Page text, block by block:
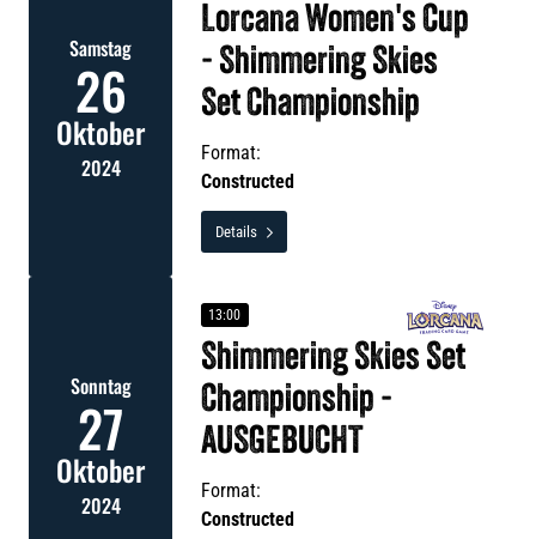
Samstag
26
Oktober
2024
Lorcana Women's Cup
- Shimmering Skies
Set Championship
Format:
Constructed
Details 
Sonntag
27
Oktober
2024
13:00
Shimmering Skies Set
Championship -
AUSGEBUCHT
Format:
Constructed